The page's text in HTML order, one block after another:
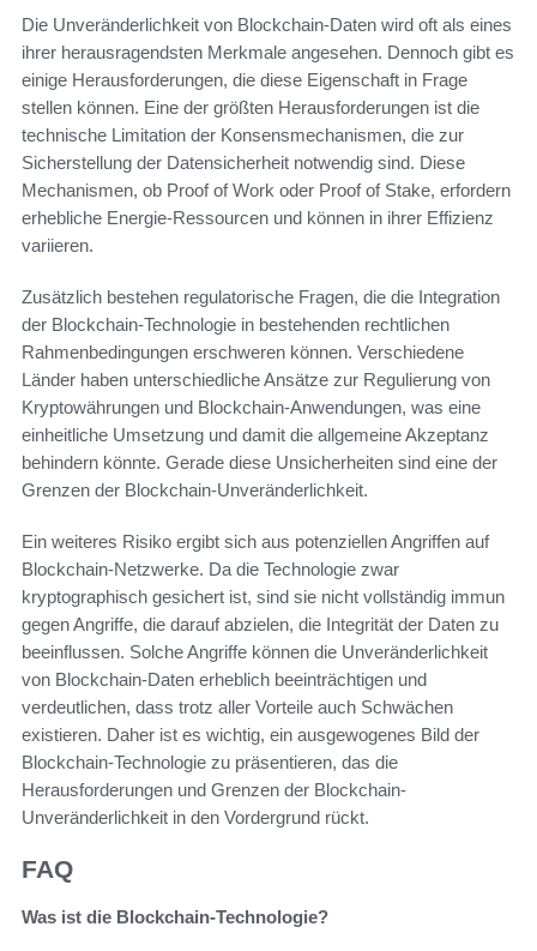
Die Unveränderlichkeit von Blockchain-Daten wird oft als eines
ihrer herausragendsten Merkmale angesehen. Dennoch gibt es
einige Herausforderungen, die diese Eigenschaft in Frage
stellen können. Eine der größten Herausforderungen ist die
technische Limitation der Konsensmechanismen, die zur
Sicherstellung der Datensicherheit notwendig sind. Diese
Mechanismen, ob Proof of Work oder Proof of Stake, erfordern
erhebliche Energie-Ressourcen und können in ihrer Effizienz
variieren.
Zusätzlich bestehen regulatorische Fragen, die die Integration
der Blockchain-Technologie in bestehenden rechtlichen
Rahmenbedingungen erschweren können. Verschiedene
Länder haben unterschiedliche Ansätze zur Regulierung von
Kryptowährungen und Blockchain-Anwendungen, was eine
einheitliche Umsetzung und damit die allgemeine Akzeptanz
behindern könnte. Gerade diese Unsicherheiten sind eine der
Grenzen der Blockchain-Unveränderlichkeit.
Ein weiteres Risiko ergibt sich aus potenziellen Angriffen auf
Blockchain-Netzwerke. Da die Technologie zwar
kryptographisch gesichert ist, sind sie nicht vollständig immun
gegen Angriffe, die darauf abzielen, die Integrität der Daten zu
beeinflussen. Solche Angriffe können die Unveränderlichkeit
von Blockchain-Daten erheblich beeinträchtigen und
verdeutlichen, dass trotz aller Vorteile auch Schwächen
existieren. Daher ist es wichtig, ein ausgewogenes Bild der
Blockchain-Technologie zu präsentieren, das die
Herausforderungen und Grenzen der Blockchain-
Unveränderlichkeit in den Vordergrund rückt.
FAQ
Was ist die Blockchain-Technologie?